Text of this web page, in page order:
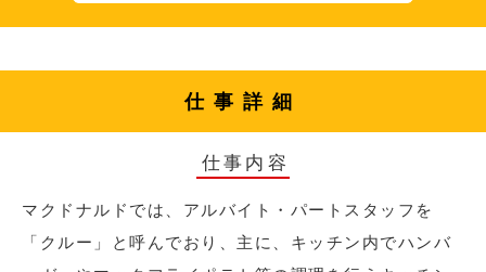
仕事詳細
仕事内容
マクドナルドでは、アルバイト・パートスタッフを
「クルー」と呼んでおり、主に、キッチン内でハンバ